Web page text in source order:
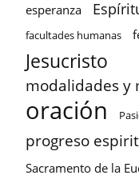
esperanza
facultades humanas
Jesucristo
modalidades y
oración
progreso
Sacramento de la